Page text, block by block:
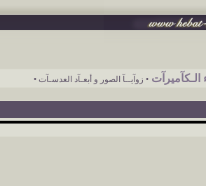
• زوآيــآ الصور و أبعـآد العدسـآت •